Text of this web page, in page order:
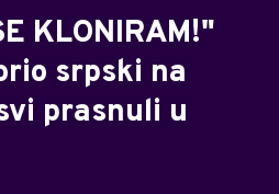
KLONIRAM!"
srpski na
prasnuli u